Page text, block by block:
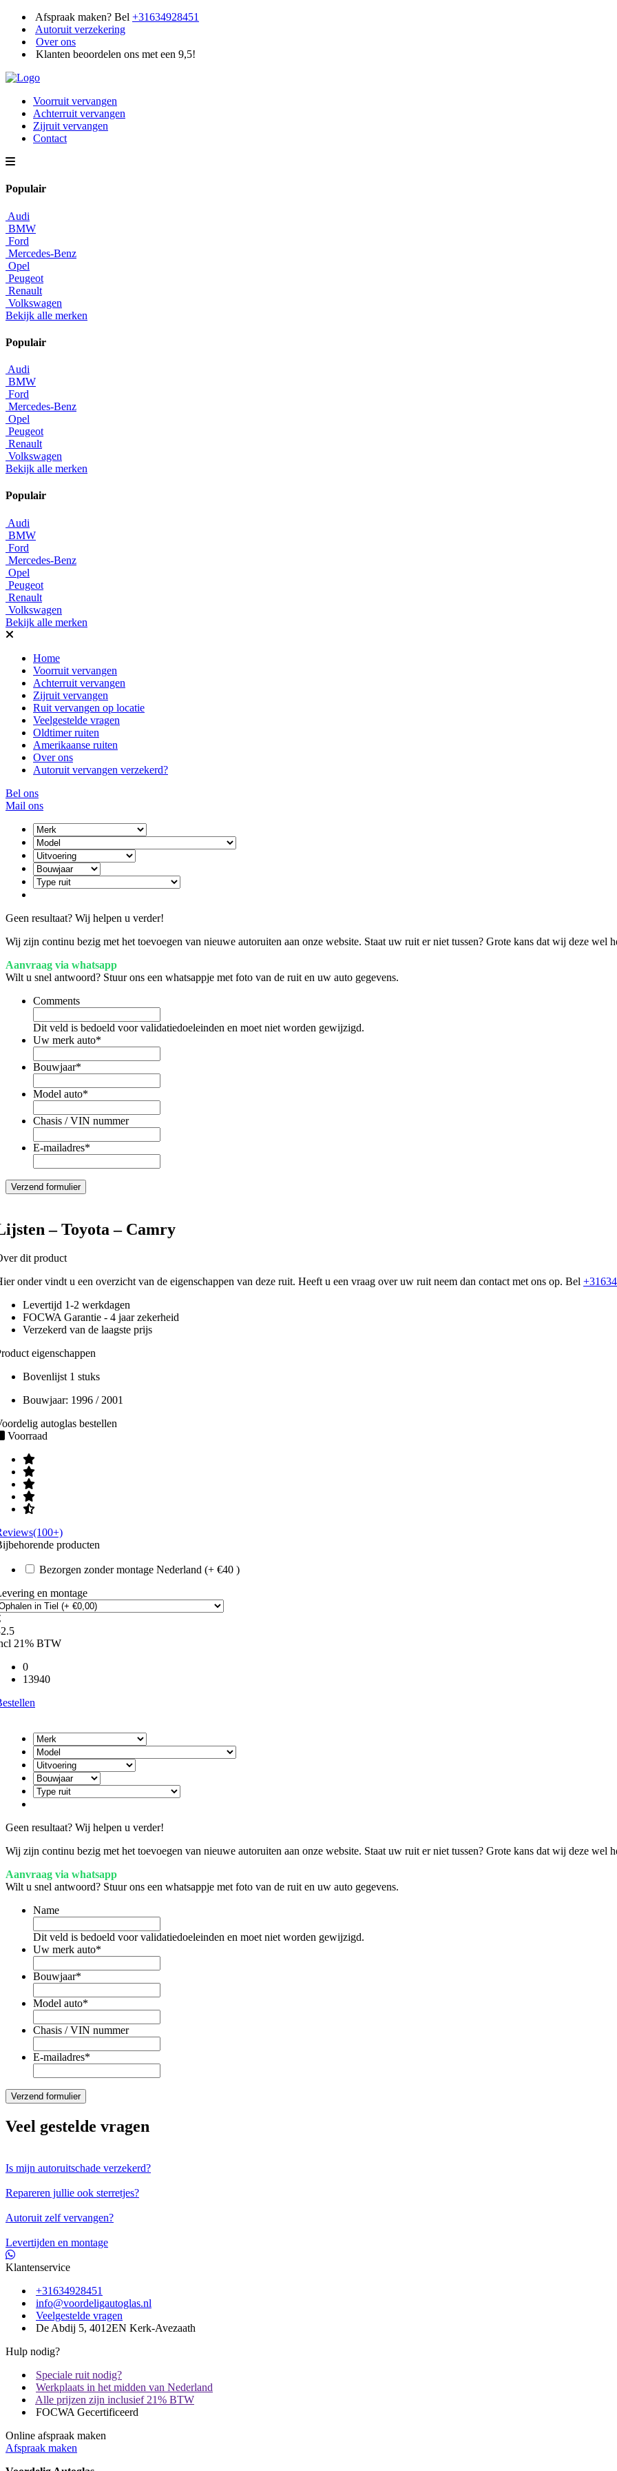
Afspraak maken? Bel +31634928451
Autoruit verzekering
Over ons
Klanten beoordelen ons met een 9,5!
Voorruit vervangen
Achterruit vervangen
Zijruit vervangen
Contact
Populair
Audi
BMW
Ford
Mercedes-Benz
Opel
Peugeot
Renault
Volkswagen
Bekijk alle merken
Populair
Audi
BMW
Ford
Mercedes-Benz
Opel
Peugeot
Renault
Volkswagen
Bekijk alle merken
Populair
Audi
BMW
Ford
Mercedes-Benz
Opel
Peugeot
Renault
Volkswagen
Bekijk alle merken
Home
Voorruit vervangen
Achterruit vervangen
Zijruit vervangen
Ruit vervangen op locatie
Veelgestelde vragen
Oldtimer ruiten
Amerikaanse ruiten
Over ons
Autoruit vervangen verzekerd?
Bel ons
Mail ons
Geen resultaat? Wij helpen u verder!
Wij zijn continu bezig met het toevoegen van nieuwe autoruiten aan onze website. Staat uw ruit er niet tussen? Grote kans dat wij deze
Aanvraag via whatsapp
Wilt u snel antwoord? Stuur ons een whatsappje met foto van de ruit en uw auto gegevens.
Comments
Dit veld is bedoeld voor validatiedoeleinden en moet niet worden gewijzigd.
Uw merk auto*
Bouwjaar*
Model auto*
Chasis / VIN nummer
E-mailadres*
– Toyota – Camry
dit product
onder vindt u een overzicht van de eigenschappen van deze ruit. Heeft u een vraag over uw ruit neem dan contact met ons op. Bel
Levertijd 1-2 werkdagen
FOCWA Garantie - 4 jaar zekerheid
Verzekerd van de laagste prijs
eigenschappen
Bovenlijst 1 stuks
Bouwjaar: 1996 / 2001
autoglas bestellen
Voorraad
producten
Bezorgen zonder montage Nederland (+ €40 )
en montage
21% BTW
0
13940
Geen resultaat? Wij helpen u verder!
Wij zijn continu bezig met het toevoegen van nieuwe autoruiten aan onze website. Staat uw ruit er niet tussen? Grote kans dat wij deze
Aanvraag via whatsapp
Wilt u snel antwoord? Stuur ons een whatsappje met foto van de ruit en uw auto gegevens.
Name
Dit veld is bedoeld voor validatiedoeleinden en moet niet worden gewijzigd.
Uw merk auto*
Bouwjaar*
Model auto*
Chasis / VIN nummer
E-mailadres*
Veel gestelde vragen
Is mijn autoruitschade verzekerd?
Repareren jullie ook sterretjes?
Autoruit zelf vervangen?
Levertijden en montage
Klantenservice
+31634928451
info@voordeligautoglas.nl
Veelgestelde vragen
De Abdij 5, 4012EN Kerk-Avezaath
Hulp nodig?
Speciale ruit nodig?
Werkplaats in het midden van Nederland
Alle prijzen zijn inclusief 21% BTW
FOCWA Gecertificeerd
Online afspraak maken
Afspraak maken